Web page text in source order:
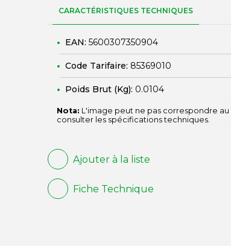
CARACTÉRISTIQUES TECHNIQUES
EAN: 5600307350904
Code Tarifaire: 85369010
Poids Brut (Kg): 0.0104
Nota: L'image peut ne pas correspondre
consulter les spécifications techniques.
Ajouter à la liste
Fiche Technique